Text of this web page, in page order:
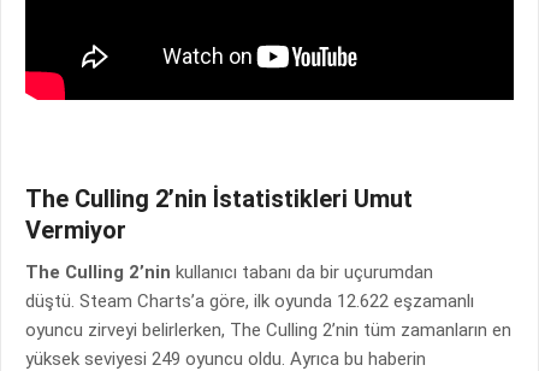
The Culling 2’nin İstatistikleri Umut
Vermiyor
The Culling 2’nin kullanıcı tabanı da bir uçurumdan
düştü. Steam Charts’a göre, ilk oyunda 12.622 eşzamanlı
oyuncu zirveyi belirlerken, The Culling 2’nin tüm zamanların en
yüksek seviyesi 249 oyuncu oldu. Ayrıca bu haberin